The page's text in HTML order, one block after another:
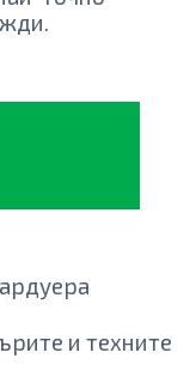
и техните